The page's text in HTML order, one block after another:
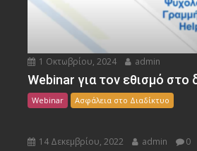
1 Οκτωβρίου, 2024 admin
Webinar για τον εθισμό στο
Webinar Ασφάλεια στο Διαδίκτυο
14 Δεκεμβρίου, 2022 admin 0